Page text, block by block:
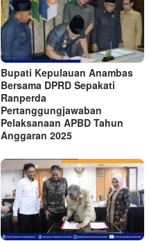
Bupati Kepulauan Anambas
Bersama DPRD Sepakati
Ranperda
Pertanggungjawaban
Pelaksanaan APBD Tahun
Anggaran 2025